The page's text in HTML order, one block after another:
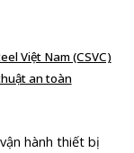
Việt Nam (CSVC)
an toàn
hành thiết bị